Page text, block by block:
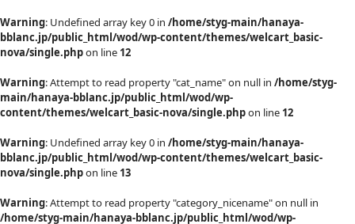
Warning: Undefined array key 0 in /home/styg-main/hanaya-
bblanc.jp/public_html/wod/wp-content/themes/welcart_basic-
nova/single.phpon line 12
Warning: Attempt to read property "cat_name" on null in /home/styg-
main/hanaya-bblanc.jp/public_html/wod/wp-
content/themes/welcart_basic-nova/single.phpon line 12
Warning: Undefined array key 0 in /home/styg-main/hanaya-
bblanc.jp/public_html/wod/wp-content/themes/welcart_basic-
nova/single.phpon line 13
Warning: Attempt to read property "category_nicename" on null in
/home/styg-main/hanaya-bblanc.jp/public_html/wod/wp-